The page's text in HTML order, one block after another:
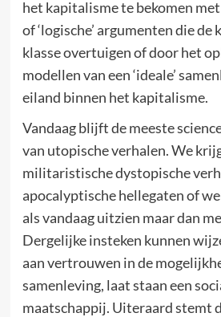
het kapitalisme te bekomen
of ‘logische’ argumenten die
klasse overtuigen of door het
modellen van een ‘ideale’
eiland binnen het kapitalisme.
Vandaag blijft de meeste
van utopische verhalen. We
militaristische dystopische
apocalyptische hellegaten of
als vandaag uitzien maar dan
Dergelijke insteken kunnen
aan vertrouwen in de
samenleving, laat staan een
maatschappij. Uiteraard stemt